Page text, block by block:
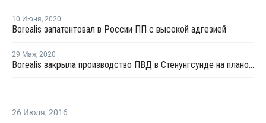
10 Июня, 2020
Borealis запатентовал в России ПП с высокой адгезией
29 Мая, 2020
Borealis закрыла производство ПВД в Стенунгсунде на плановый ремонт
26 Июля, 2016